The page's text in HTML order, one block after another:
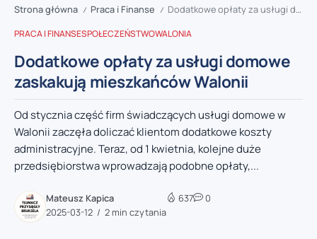
Strona główna / Praca i Finanse / Dodatkowe opłaty za usługi domowe zaskakują mieszkańców Walonii
PRACA I FINANSESPOŁECZEŃSTWOWALONIA
Dodatkowe opłaty za usługi domowe
zaskakują mieszkańców Walonii
Od stycznia część firm świadczących usługi domowe w
Walonii zaczęła doliczać klientom dodatkowe koszty
administracyjne. Teraz, od 1 kwietnia, kolejne duże
przedsiębiorstwa wprowadzają podobne opłaty,...
Mateusz Kapica
2025-03-12
2 min czytania
637 0